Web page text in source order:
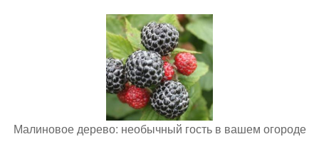
Малиновое дерево: необычный гость в вашем огороде